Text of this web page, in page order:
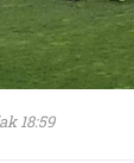
18:59